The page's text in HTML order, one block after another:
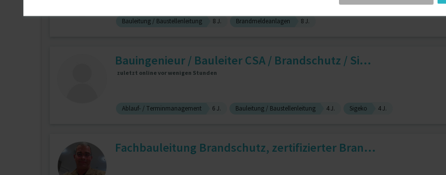
Bauleitung / Baustellenleitung 8 J. Brandmeldeanlagen 8 J.
Bauingenieur / Bauleiter CSA / Brandschutz / Si...
zuletzt online vor wenigen Stunden
Ablauf- / Terminmanagement 6 J. Bauleitung / Baustellenleitung 4 J. Sigeko 4 J.
Fachbauleitung Brandschutz, zertifizierter Bran...